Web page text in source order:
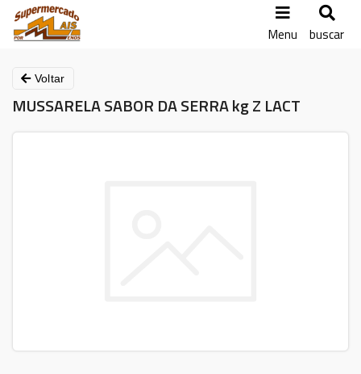
Menu buscar
Voltar
MUSSARELA SABOR DA SERRA kg Z LACT